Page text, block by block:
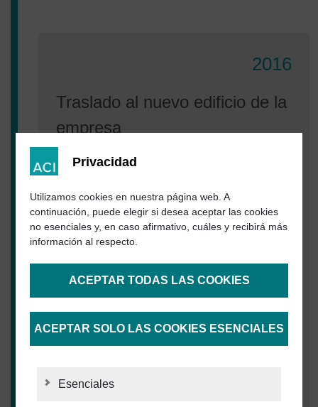
2016
Traslado al nuevo edificio de la
empresa
En verano de 2016, nos trasladamos a nuestra
nueva sede empresarial en el polígono industrial de
Nohra. El moderno edificio de la empresa ofrece
unas condiciones óptimas para el crecimiento
saludable y continuo de ACI Laser GmbH.
Privacidad
Utilizamos cookies en nuestra página web. A
continuación, puede elegir si desea aceptar las cookies
no esenciales y, en caso afirmativo, cuáles y recibirá más
información al respecto.
ACEPTAR TODAS LAS COOKIES
ACEPTAR SOLO LAS COOKIES ESENCIALES
Esenciales